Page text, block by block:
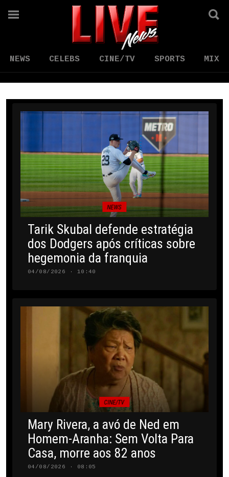
NEWS CELEBS CINE/TV SPORTS MIX
NEWS
Tarik Skubal defende estratégia
dos Dodgers após críticas sobre
hegemonia da franquia
04/08/2026 · 10:40
CINE/TV
Mary Rivera, a avó de Ned em
Homem-Aranha: Sem Volta Para
Casa, morre aos 82 anos
04/08/2026 · 08:05